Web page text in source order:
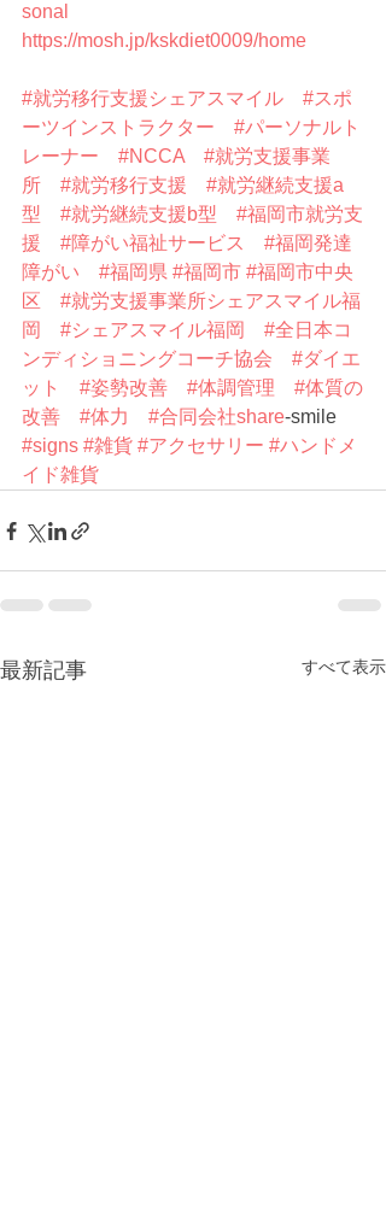
sonal
https://mosh.jp/kskdiet0009/home
#就労移行支援シェアスマイル
#スポ
ーツインストラクター
#パーソナルト
レーナー
#NCCA
#就労支援事業
所
#就労移行支援
#就労継続支援a
型
#就労継続支援b型
#福岡市就労支
援
#障がい福祉サービス
#福岡発達
障がい
#福岡県 #福岡市 #福岡市中央
区
#就労支援事業所シェアスマイル福
岡
#シェアスマイル福岡
#全日本コ
ンディショニングコーチ協会
#ダイエ
ット
#姿勢改善 #体調管理
#体質の
改善
#体力 #合同会社share-smile
#signs #雑貨 #アクセサリー #ハンドメ
イド雑貨
最新記事 すべて表示